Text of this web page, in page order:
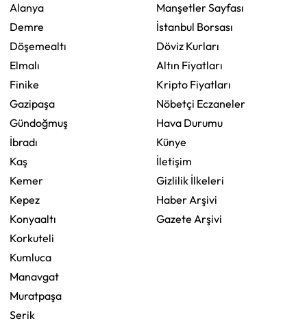
Alanya
Demre
Döşemealtı
Elmalı
Finike
Gazipaşa
Gündoğmuş
İbradı
Kaş
Kemer
Kepez
Konyaaltı
Korkuteli
Kumluca
Manavgat
Muratpaşa
Serik
Manşetler Sayfası
İstanbul Borsası
Döviz Kurları
Altın Fiyatları
Kripto Fiyatları
Nöbetçi Eczaneler
Hava Durumu
Künye
İletişim
Gizlilik İlkeleri
Haber Arşivi
Gazete Arşivi